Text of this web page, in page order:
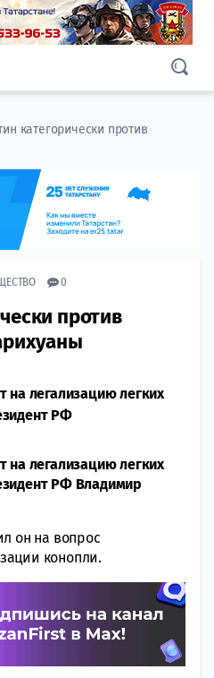
категорически против
0
против
на легализацию легких
РФ
на легализацию легких
РФ Владимир
он на вопрос
конопли.